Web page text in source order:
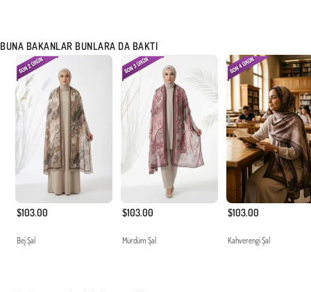
BUNA BAKANLAR BUNLARA DA BAKTI
$103.00
Bej Şal
$103.00
Mürdüm Şal
$103.00
Kahverengi Şal